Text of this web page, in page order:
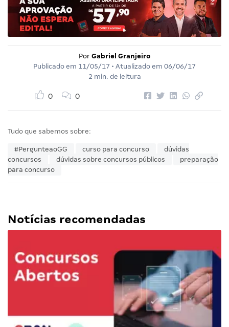
Por Gabriel Granjeiro
Publicado em 11/05/17 • Atualizado em 06/06/17
2 min. de leitura
0 0
Tudo que sabemos sobre:
#PergunteaoGG curso para concurso
dúvidas
concursos
dúvidas sobre concursos públicos
preparação
para concurso
Notícias recomendadas